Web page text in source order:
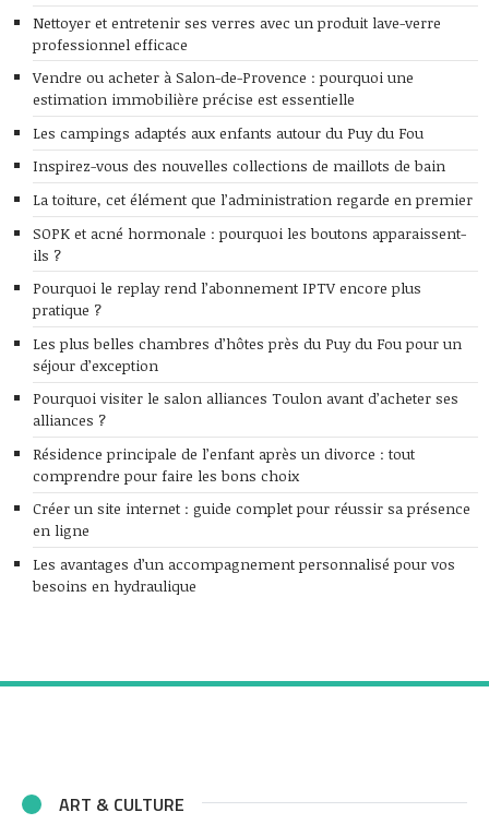
Nettoyer et entretenir ses verres avec un produit lave-verre
professionnel efficace
Vendre ou acheter à Salon-de-Provence : pourquoi une
estimation immobilière précise est essentielle
Les campings adaptés aux enfants autour du Puy du Fou
Inspirez-vous des nouvelles collections de maillots de bain
La toiture, cet élément que l’administration regarde en premier
SOPK et acné hormonale : pourquoi les boutons apparaissent-
ils ?
Pourquoi le replay rend l’abonnement IPTV encore plus
pratique ?
Les plus belles chambres d’hôtes près du Puy du Fou pour un
séjour d’exception
Pourquoi visiter le salon alliances Toulon avant d’acheter ses
alliances ?
Résidence principale de l’enfant après un divorce : tout
comprendre pour faire les bons choix
Créer un site internet : guide complet pour réussir sa présence
en ligne
Les avantages d’un accompagnement personnalisé pour vos
besoins en hydraulique
ART & CULTURE